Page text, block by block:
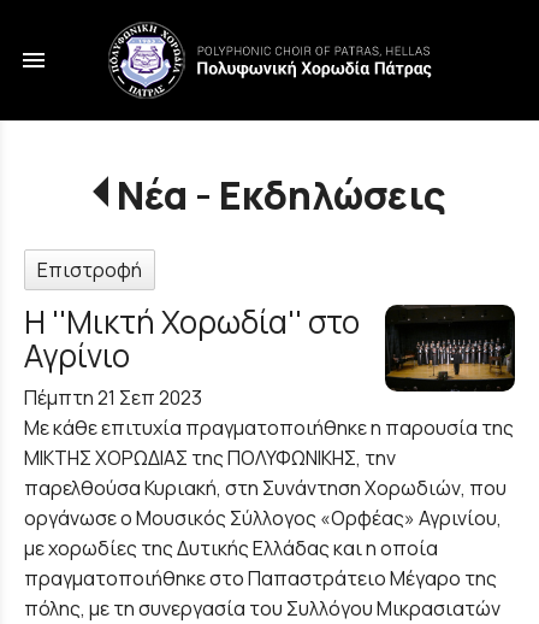
menu
Νέα - Εκδηλώσεις
Επιστροφή
Η ''Μικτή Χορωδία'' στο
Αγρίνιο
Πέμπτη 21 Σεπ 2023
Με κάθε επιτυχία πραγματοποιήθηκε η παρουσία της
ΜΙΚΤΗΣ ΧΟΡΩΔΙΑΣ της ΠΟΛΥΦΩΝΙΚΗΣ, την
παρελθούσα Κυριακή, στη Συνάντηση Χορωδιών, που
οργάνωσε ο Μουσικός Σύλλογος «Ορφέας» Αγρινίου,
με χορωδίες της Δυτικής Ελλάδας και η οποία
πραγματοποιήθηκε στο Παπαστράτειο Μέγαρο της
πόλης, με τη συνεργασία του Συλλόγου Μικρασιατών